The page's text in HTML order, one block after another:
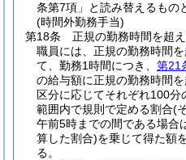
条第7項」と読み替えるもの
(時間外勤務手当)
第18条
正規の勤務時間を超
職員には、正規の勤務時間
て、勤務1時間につき、 第21
の給与額に正規の勤務時間
区分に応じてそれぞれ100
範囲内で規則で定める割合(
午前5時までの間である場合
算した割合)を乗じて得た額
る。